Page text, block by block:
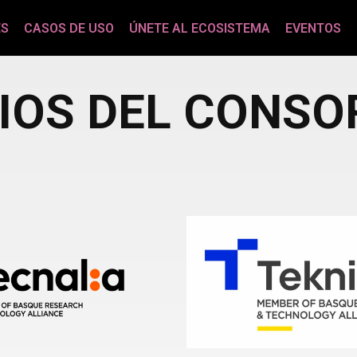
CASOS DE USO ÚNETE AL ECOSISTEMA EVENTOS
DEL